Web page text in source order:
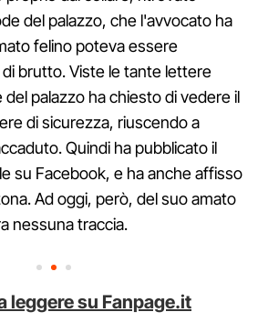
del palazzo, che l'avvocato ha
felino poteva essere
brutto. Viste le tante lettere
palazzo ha chiesto di vedere il
di sicurezza, riuscendo a
Quindi ha pubblicato il
su Facebook, e ha anche affisso
Ad oggi, però, del suo amato
nessuna traccia.
leggere su Fanpage.it